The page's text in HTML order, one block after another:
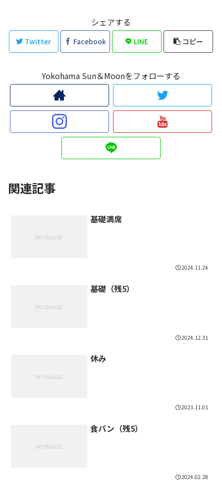
シェアする
Twitter Facebook LINE コピー
Yokohama Sun＆Moonをフォローする
関連記事
基礎満席
2024.11.24
基礎（残5）
2024.12.31
休み
2023.11.01
食パン（残5）
2024.02.28